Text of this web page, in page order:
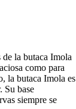
la butaca Imola
como para
la butaca Imola es
Su base
siempre se